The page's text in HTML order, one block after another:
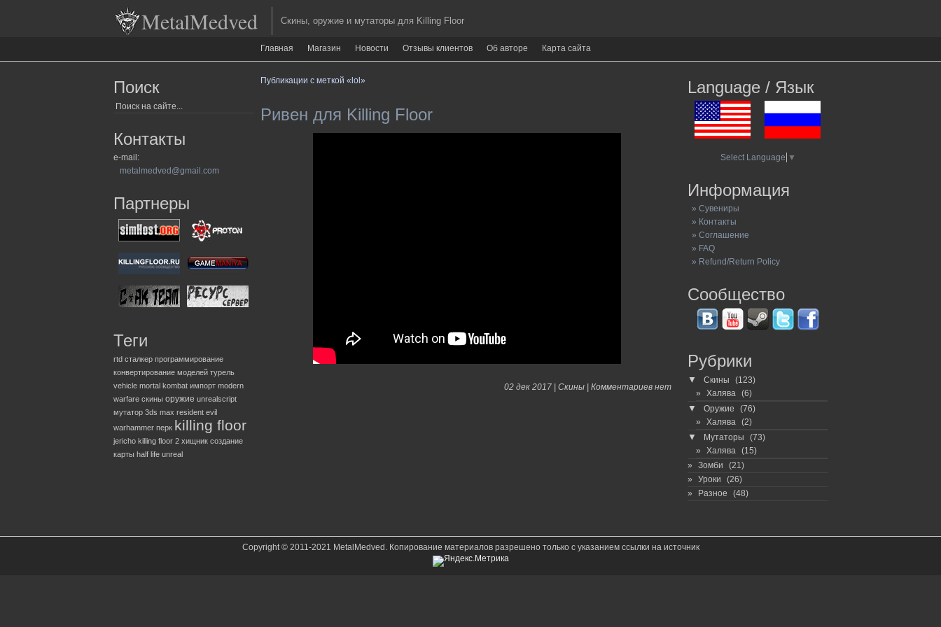
MetalMedved Скины, оружие и мутаторы для Killing Floor
Главная Магазин Новости Отзывы клиентов Об авторе Карта сайта
Поиск
Контакты
e-mail:
metalmedved@gmail.com
Партнеры
Теги
rtd сталкер программирование
конвертирование моделей турель
vehicle mortal kombat импорт modern
warfare скины оружие unrealscript
мутатор 3ds max resident evil
warhammer перк killing floor
jericho killing floor 2 хищник создание
карты half life unreal
Публикации с меткой «lol»
Ривен для Killing Floor
02 дек 2017 | Скины Комментариев нет
Language / Язык
Select Language ▼
Информация
» Сувениры
» Контакты
» Соглашение
» FAQ
» Refund/Return Policy
Сообщество
Рубрики
▼ Скины
(123)
Халява (6)
▼ Оружие
(76)
Халява (2)
▼ Мутаторы
(73)
Халява (15)
Зомби
(21)
Уроки
(26)
Разное
(48)
Copyright © 2011-2021 MetalMedved. Копирование материалов разрешено только с указанием ссылки на источник